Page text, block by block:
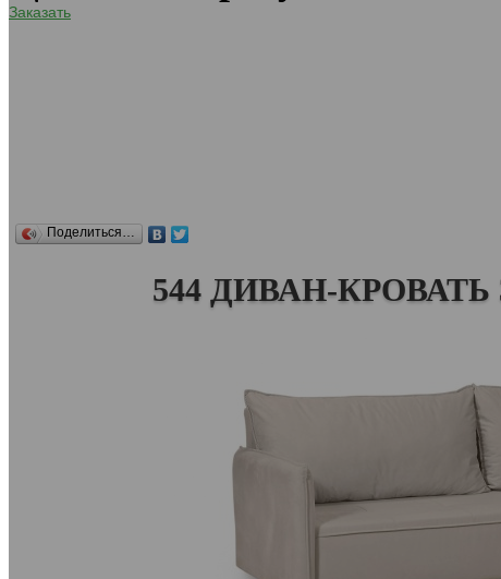
Заказать
Поделиться…
544 ДИВАН-КРОВАТЬ